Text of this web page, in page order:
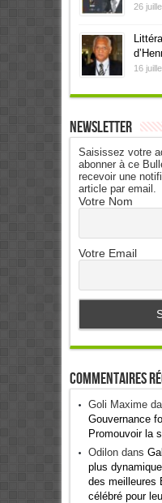
26
16
Newsletter
Saisissez votre
abonner à ce
recevoir une
article par email.
Votre Nom
Votre Email
Commentaires
Goli Maxime
Gouvernance
Promouvoir la
Odilondans
plus
des meilleures
célébré pour